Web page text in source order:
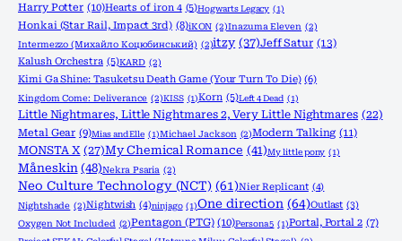
Harry Potter (10)Hearts of iron 4 (5)Hogwarts Legacy (1)
Honkai (Star Rail, Impact 3rd) (8)iKON (2)Inazuma Eleven (2)
Intermezzo (Михайло Коцюбинський) (2)itzy (37)Jeff Satur (13)
Kalush Orchestra (5)KARD (2)
Kimi Ga Shine: Tasuketsu Death Game (Your Turn To Die) (6)
Kingdom Come: Deliverance (2)KISS (1)Korn (5)Left 4 Dead (1)
Little Nightmares, Little Nightmares 2, Very Little Nightmares (22)
Metal Gear (9)Mias and Elle (1)Michael Jackson (2)Modern Talking (11)
MONSTA X (27)My Chemical Romance (41)My little pony (1)
Måneskin (48)Nekra Psaria (2)
Neo Culture Technology (NCT) (61)Nier Replicant (4)
Nightshade (2)Nightwish (4)ninjago (1)One direction (64)Outlast (3)
Oxygen Not Included (2)Pentagon (PTG) (10)Persona 5 (1)Portal, Portal 2 (7)